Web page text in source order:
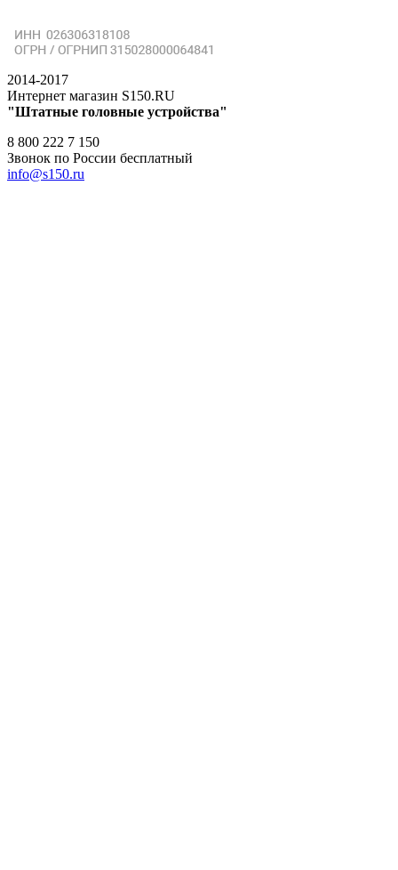
2014-2017
Интернет магазин S150.RU
"Штатные головные устройства"
8 800 222 7 150
Звонок по России бесплатный
info@s150.ru